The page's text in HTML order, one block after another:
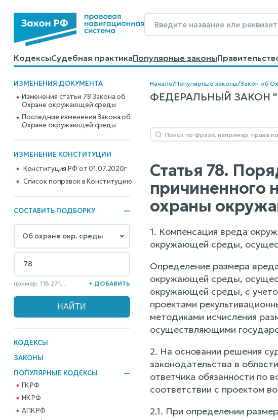
КодексыСудебная практикаПопулярные законы
КалькуляторыСправочные материалыОбразцы договоров
ИЗМЕНЕНИЯ ДОКУМЕНТА
Изменения статьи 78 Закона об
Охране окружающей среды
Последние изменения Закона об
Охране окружающей среды
ИЗМЕНЕНИЕ КОНСТИТУЦИИ
Конституция РФ от 01.07.2020г
Cписок поправок в Конституцию
СОСТАВИТЬ ПОДБОРКУ
пример: 116,271,... + ДОБАВИТЬ
КОДЕКСЫ
ЗАКОНЫ
ПОПУЛЯРНЫЕ КОДЕКСЫ
ГК РФ
НК РФ
АПК РФ
Начало/Популярные законы/Закон об
ФЕДЕРАЛЬНЫЙ ЗАКОН
Статья 78.
причиненного
охраны
1. Компенсация вреда
окружающей среды,
Определение размера
окружающей среды,
окружающей среды, с
проектами
методиками исчисления
осуществляющими
2. На основании решения
законодательства в
ответчика обязанности по
соответствии с проектом
2.1. При определении